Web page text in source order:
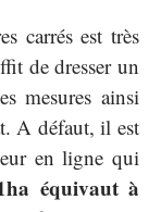
carrés est très
de dresser un
mesures ainsi
A défaut, il est
en ligne qui
équivaut à